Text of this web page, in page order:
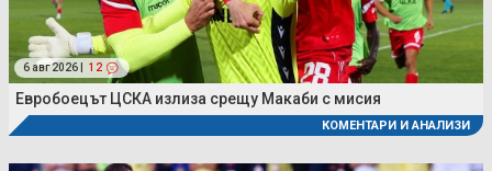
6 авг 2026 | 12
Евробоецът ЦСКА излиза срещу Макаби с мисия
КОМЕНТАРИ И АНАЛИЗИ